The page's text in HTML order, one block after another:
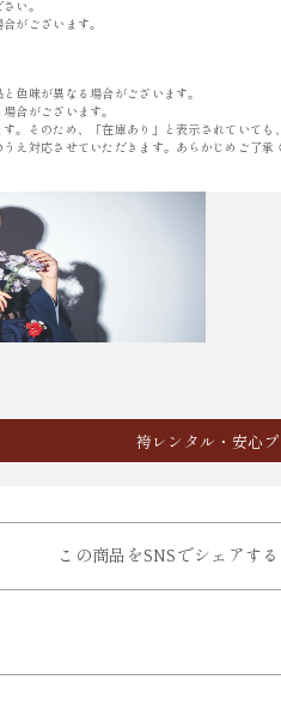
い。
がございます。
色味が異なる場合がございます。
合がございます。
。そのため、「在庫あり」と表示されていて
え対応させていただきます。あらかじめご了承
袴レンタル・安心
この商品をSNSでシェアする